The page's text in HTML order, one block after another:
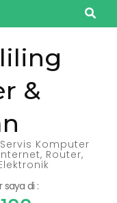
&
Komputer
Router,
di :